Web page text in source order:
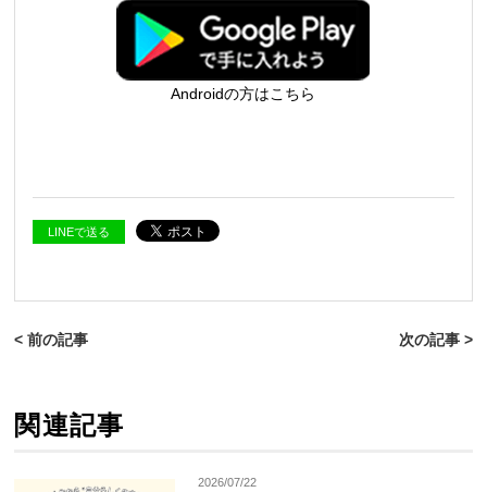
Androidの方はこちら
LINEで送る
< 前の記事 次の記事 >
関連記事
2026/07/22